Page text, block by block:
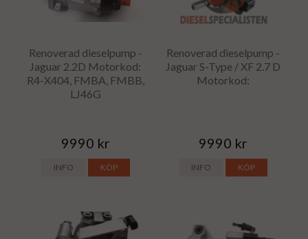
Renoverad dieselpump -
Jaguar 2.2D Motorkod:
R4-X404, FMBA, FMBB,
LJ46G
9990 kr
INFO KÖP
Renoverad dieselpump -
Jaguar S-Type / XF 2.7 D
Motorkod:
9990 kr
INFO KÖP